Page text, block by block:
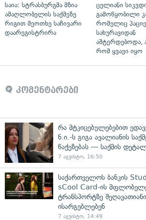
საია: სტრასბურგმა მზია
ამაღლობელის საქმეზე
რიგით მეოთხე საჩივარი
დაარეგისტრირა
ცელიანი
გამოწყობილი
რომელიც
სახურავიდან
აშტერდებოდა,
რომ ყვავი იყო
კომენტარები
რა მტკიცებულებებით
ნ.ი.-ს გიგა ავალიანის
წაქეზებას — საქმის
7 აგვისტო, 16:50
საქართველოს ბანკის
sCool Card-ის
ტრანსპორტზე
ისარგებლებენ
7 აგვისტო, 14:49